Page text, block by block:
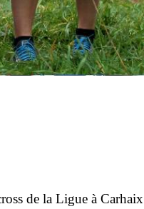
de la Ligue à